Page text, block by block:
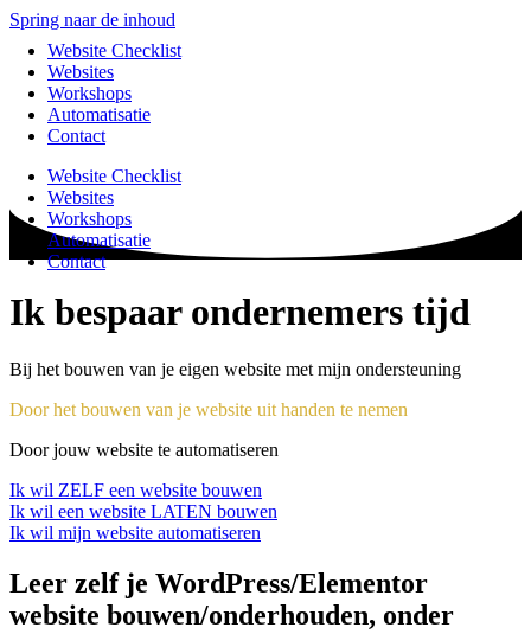
Spring naar de inhoud
Website Checklist
Websites
Workshops
Automatisatie
Contact
Website Checklist
Websites
Workshops
Automatisatie
Contact
Ik bespaar ondernemers tijd
Bij het bouwen van je eigen website met mijn ondersteuning
Door het bouwen van je website uit handen te nemen
Door jouw website te automatiseren
Ik wil ZELF een website bouwen
Ik wil een website LATEN bouwen
Ik wil mijn website automatiseren
Leer zelf je WordPress/Elementor
website bouwen/onderhouden, onder